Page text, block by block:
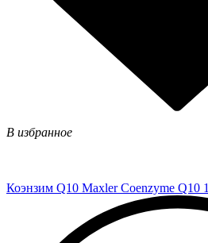
В избранное
Коэнзим Q10 Maxler Coenzyme Q10